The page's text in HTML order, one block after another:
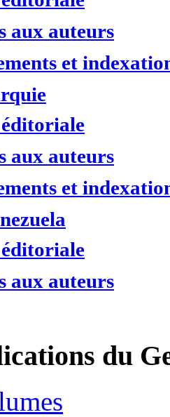
aux auteurs
et
aux auteurs
et
aux auteurs
du